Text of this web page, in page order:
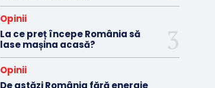
Opinii
La ce preț începe România să
lase mașina acasă?
Opinii
De astăzi România fără energie